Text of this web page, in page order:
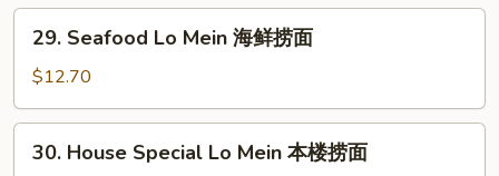
捞
Seafood
Lo
Mein
海
29. Seafood Lo Mein 海鲜捞面
$12.70
House
30. House Special Lo Mein 本楼捞面